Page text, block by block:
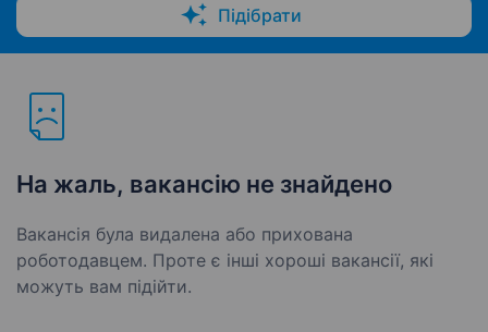
Підібрати
На жаль, вакансію не знайдено
Вакансія була видалена або прихована
роботодавцем. Проте є інші хороші вакансії, які
можуть вам підійти.